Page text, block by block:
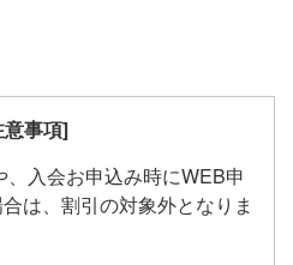
意事項]
入会お申込み時にWEB申
は、割引の対象外となりま